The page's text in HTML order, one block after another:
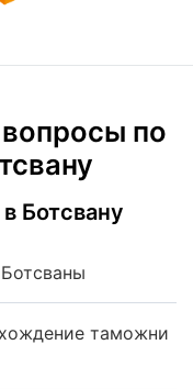
по
Ботсвану
таможни